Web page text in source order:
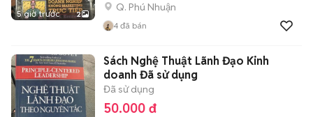
5 giờ trước 2
Q. Phú Nhuận
4 đã bán
Sách Nghệ Thuật Lãnh Đạo Kinh
doanh Đã sử dụng
Đã sử dụng
50.000 đ